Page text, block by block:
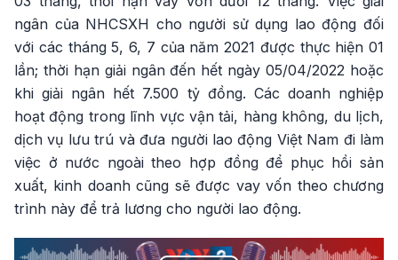
ngân của NHCSXH cho người sử dụng lao động đối
với các tháng 5, 6, 7 của năm 2021 được thực hiện 01
lần; thời hạn giải ngân đến hết ngày 05/04/2022 hoặc
khi giải ngân hết 7.500 tỷ đồng. Các doanh nghiệp
hoạt động trong lĩnh vực vận tải, hàng không, du lịch,
dịch vụ lưu trú và đưa người lao động Việt Nam đi làm
việc ở nước ngoài theo hợp đồng để phục hồi sản
xuất, kinh doanh cũng sẽ được vay vốn theo chương
trình này để trả lương cho người lao động.